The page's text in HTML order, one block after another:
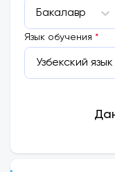
Бакалавр
Язык обучения *
Узбекский язык